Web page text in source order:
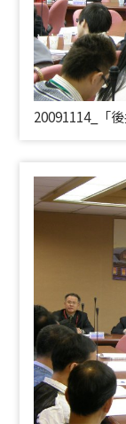
20091114_「